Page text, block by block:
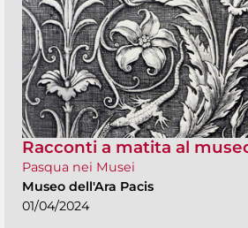
Racconti a matita al
Pasqua nei Musei
Museo dell'Ara Pacis
01/04/2024